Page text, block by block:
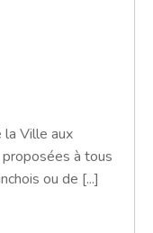
la Ville aux
à tous
ou de [...]